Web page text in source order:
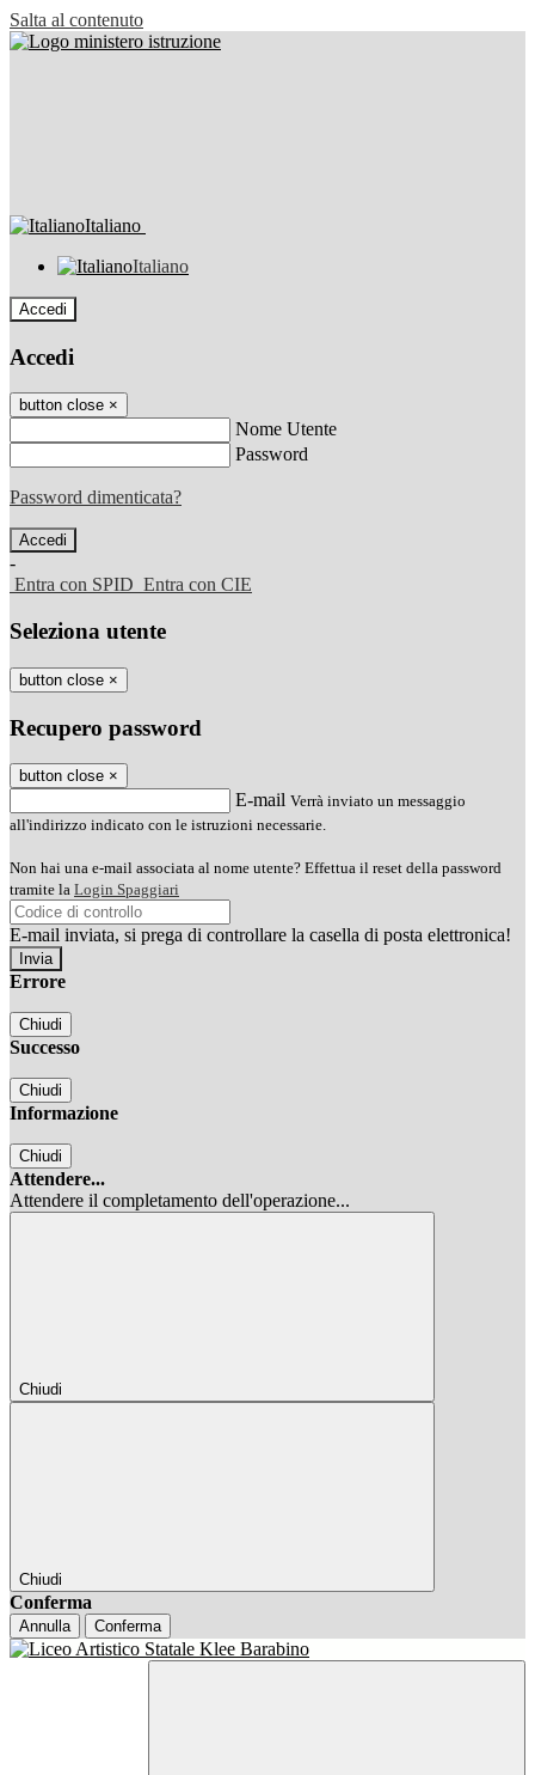
Salta al contenuto
Italiano
Italiano
Accedi
Accedi
button close ×
Nome Utente
Password
Password dimenticata?
-
Entra con SPID Entra con CIE
Seleziona utente
button close ×
Recupero password
button close ×
E-mail Verrà inviato un messaggio
all'indirizzo indicato con le istruzioni necessarie.
Non hai una e-mail associata al nome utente? Effettua il reset della password
tramite la Login Spaggiari
E-mail inviata, si prega di controllare la casella di posta elettronica!
Errore
Chiudi
Successo
Chiudi
Informazione
Chiudi
Attendere...
Attendere il completamento dell'operazione...
Chiudi
Chiudi
Conferma
Annulla Conferma